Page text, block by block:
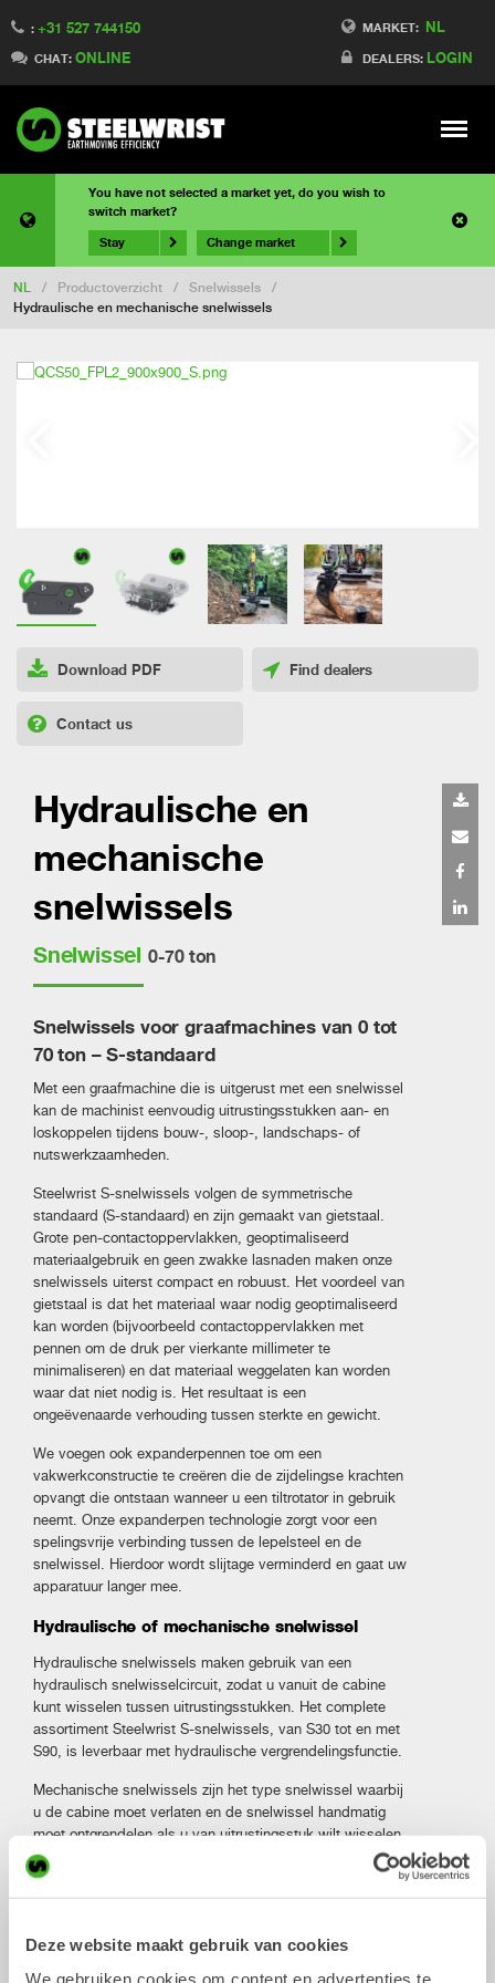
Deze website maakt gebruik van cookies
We gebruiken cookies om content en advertenties te
MARKET: NL
DEALERS: LOGIN
: +31 527 744150
CHAT: ONLINE
Meny
You have not selected a market yet, do you wish to
switch market?
Stay Change market
NL / Productoverzicht / Snelwissels
/
Hydraulische en mechanische snelwissels
Download PDF Find dealers
Contact us
Hydraulische en
mechanische
snelwissels
Snelwissel 0-70 ton
Snelwissels voor graafmachines van 0 tot
70 ton – S-standaard
Met een graafmachine die is uitgerust met een snelwissel
kan de machinist eenvoudig uitrustingsstukken aan- en
loskoppelen tijdens bouw-, sloop-, landschaps- of
nutswerkzaamheden.
Steelwrist S-snelwissels volgen de symmetrische
standaard (S-standaard) en zijn gemaakt van gietstaal.
Grote pen-contactoppervlakken, geoptimaliseerd
materiaalgebruik en geen zwakke lasnaden maken onze
snelwissels uiterst compact en robuust. Het voordeel van
gietstaal is dat het materiaal waar nodig geoptimaliseerd
kan worden (bijvoorbeeld contactoppervlakken met
pennen om de druk per vierkante millimeter te
minimaliseren) en dat materiaal weggelaten kan worden
waar dat niet nodig is. Het resultaat is een
ongeëvenaarde verhouding tussen sterkte en gewicht.
We voegen ook expanderpennen toe om een ​​
vakwerkconstructie te creëren die de zijdelingse krachten
opvangt die ontstaan ​​wanneer u een tiltrotator in gebruik
neemt. Onze expanderpen technologie zorgt voor een
spelingsvrije verbinding tussen de lepelsteel en de
snelwissel. Hierdoor wordt slijtage verminderd en gaat uw
apparatuur langer mee.
Hydraulische of mechanische snelwissel
Hydraulische snelwissels maken gebruik van een
hydraulisch snelwisselcircuit, zodat u vanuit de cabine
kunt wisselen tussen uitrustingsstukken. Het complete
assortiment Steelwrist S-snelwissels, van S30 tot en met
S90, is leverbaar met hydraulische vergrendelingsfunctie.
Mechanische snelwissels zijn het type snelwissel waarbij
u de cabine moet verlaten en de snelwissel handmatig
moet ontgrendelen als u van uitrustingsstuk wilt wisselen.
Ze worden vooral gebruikt op kleine, compacte
graafmachines. Steelwrist biedt een mechanische versie
van de twee kleinste snelwisselmaten, S30 en S40.
Veiligheidsoplossingen die werken met alle